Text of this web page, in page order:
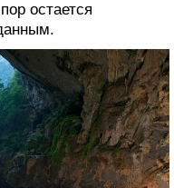
остается